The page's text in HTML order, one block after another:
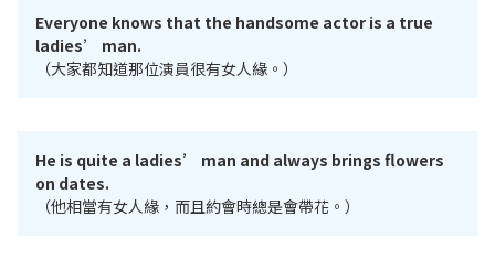
Everyone knows that the handsome actor is a true
ladies’ man.
（大家都知道那位演員很有女人緣。）
He is quite a ladies’ man and always brings flowers
on dates.
（他相當有女人緣，而且約會時總是會帶花。）